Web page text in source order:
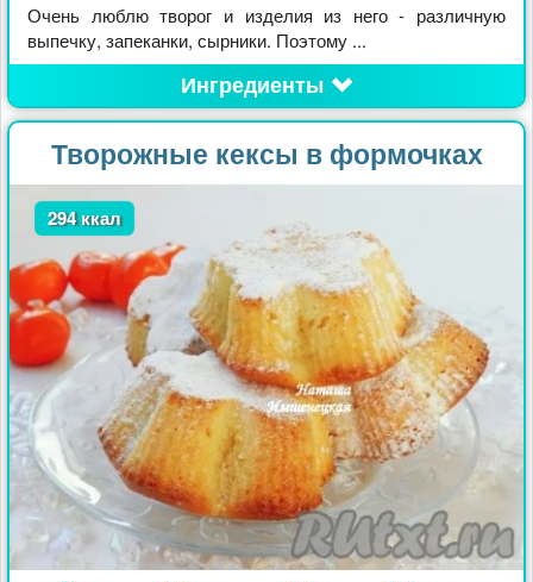
Очень люблю творог и изделия из него - различную
выпечку, запеканки, сырники. Поэтому ...
Ингредиенты
Творожные кексы в формочках
294 ккал